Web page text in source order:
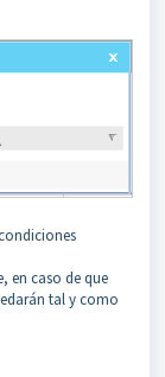
en caso de que
tal y como